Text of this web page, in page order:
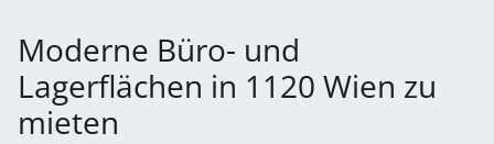
Moderne Büro- und
Lagerflächen in 1120 Wien zu
mieten